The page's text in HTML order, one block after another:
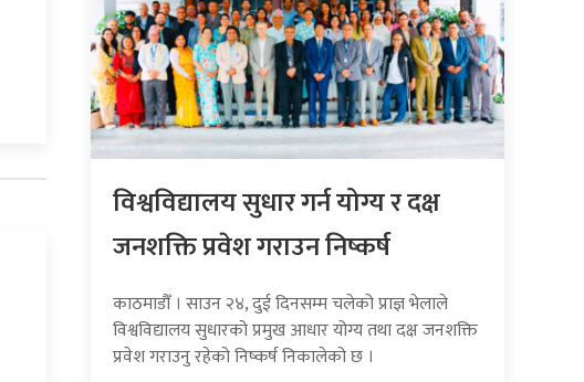
विश्वविद्यालय सुधार गर्न योग्य र दक्ष
जनशक्ति प्रवेश गराउन निष्कर्ष
काठमाडौँ । साउन २४, दुई दिनसम्म चलेको प्राज्ञ भेलाले
विश्वविद्यालय सुधारको प्रमुख आधार योग्य तथा दक्ष जनशक्ति
प्रवेश गराउनु रहेको निष्कर्ष निकालेको छ ।